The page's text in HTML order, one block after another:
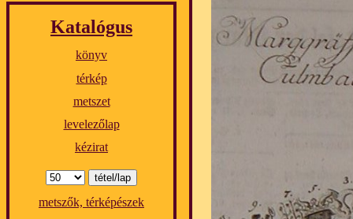
Katalógus
könyv
térkép
metszet
levelezőlap
kézirat
metszők, térképészek